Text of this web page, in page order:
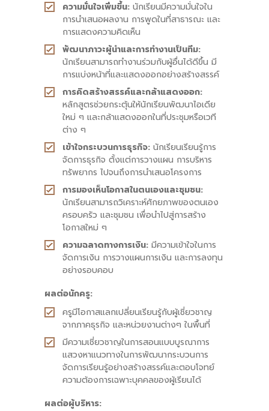
ความมั่นใจเพิ่มขึ้น: นักเรียนมีความมั่นใจใน
การนำเสนอผลงาน การพูดในที่สาธารณะ และ
การแสดงความคิดเห็น
พัฒนาภาวะผู้นำและการทำงานเป็นทีม:
นักเรียนสามารถทำงานร่วมกับผู้อื่นได้ดีขึ้น มี
การแบ่งหน้าที่และแสดงออกอย่างสร้างสรรค์
การคิดสร้างสรรค์และกล้าแสดงออก:
หลักสูตรช่วยกระตุ้นให้นักเรียนพัฒนาไอเดีย
ใหม่ ๆ และกล้าแสดงออกในที่ประชุมหรือเวที
ต่าง ๆ
เข้าใจกระบวนการธุรกิจ: นักเรียนเรียนรู้การ
จัดการธุรกิจ ตั้งแต่การวางแผน การบริหาร
ทรัพยากร ไปจนถึงการนำเสนอโครงการ
การมองเห็นโอกาสในตนเองและชุมชน:
นักเรียนสามารถวิเคราะห์ศักยภาพของตนเอง
ครอบครัว และชุมชน เพื่อนำไปสู่การสร้าง
โอกาสใหม่ ๆ
ความฉลาดทางการเงิน: มีความเข้าใจในการ
จัดการเงิน การวางแผนการเงิน และการลงทุน
อย่างรอบคอบ
ผลต่อนักครู:
ครูมีโอกาสแลกเปลี่ยนเรียนรู้กับผู้เชี่ยวชาญ
จากภาคธุรกิจ และหน่วยงานต่างๆ ในพื้นที่
มีความเชี่ยวชาญในการสอนแบบบูรณาการ
แสวงหาแนวทางในการพัฒนากระบวนการ
จัดการเรียนรู้อย่างสร้างสรรค์และตอบโจทย์
ความต้องการเฉพาะบุคคลของผู้เรียนได้
ผลต่อผู้บริหาร: